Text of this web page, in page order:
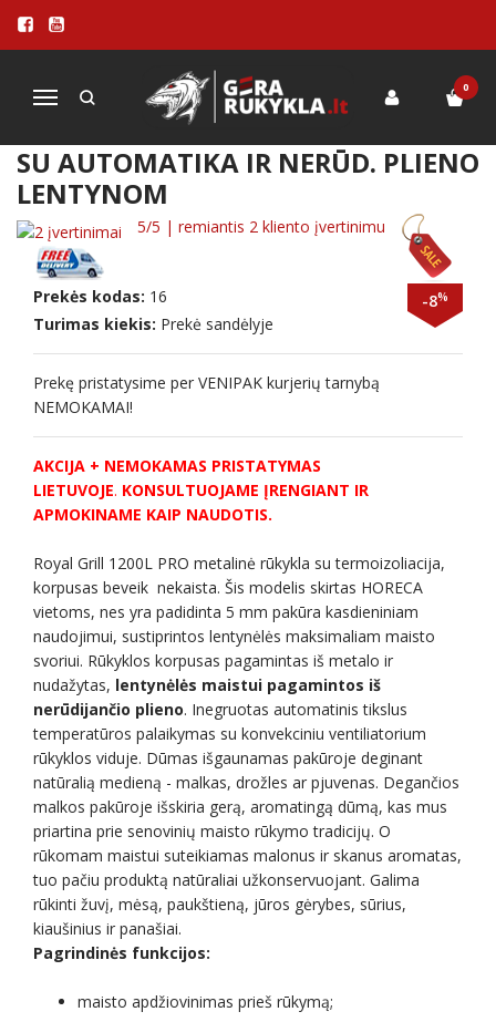
Navigacija
0
Pagrindinis
Rūkykla ROYAL GRILL 1200L PRO su automatika ir nerūd. plieno
RŪKYKLA ROYAL GRILL 1200L PRO
SU AUTOMATIKA IR NERŪD. PLIENO
LENTYNOM
5/5 | remiantis 2 kliento įvertinimu
-8%
Prekės kodas: 16
Turimas kiekis: Prekė sandėlyje
Prekę pristatysime per VENIPAK kurjerių tarnybą
NEMOKAMAI!
AKCIJA + NEMOKAMAS PRISTATYMAS
LIETUVOJE. KONSULTUOJAME ĮRENGIANT IR
APMOKINAME KAIP NAUDOTIS.
Royal Grill 1200L PRO metalinė rūkykla su termoizoliacija,
korpusas beveik nekaista. Šis modelis skirtas HORECA
vietoms, nes yra padidinta 5 mm pakūra kasdieniniam
naudojimui, sustiprintos lentynėlės maksimaliam maisto
svoriui. Rūkyklos korpusas pagamintas iš metalo ir
nudažytas, lentynėlės maistui pagamintos iš
nerūdijančio plieno. Inegruotas automatinis tikslus
temperatūros palaikymas su konvekciniu ventiliatorium
rūkyklos viduje. Dūmas išgaunamas pakūroje deginant
natūralią medieną - malkas, drožles ar pjuvenas. Degančios
malkos pakūroje išskiria gerą, aromatingą dūmą, kas mus
priartina prie senovinių maisto rūkymo tradicijų. O
rūkomam maistui suteikiamas malonus ir skanus aromatas,
tuo pačiu produktą natūraliai užkonservuojant. Galima
rūkinti žuvį, mėsą, paukštieną, jūros gėrybes, sūrius,
kiaušinius ir panašiai.
Pagrindinės funkcijos:
maisto apdžiovinimas prieš rūkymą;